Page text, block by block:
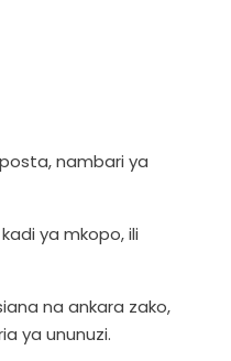
nambari ya
ya mkopo, ili
na ankara zako,
ya ununuzi.